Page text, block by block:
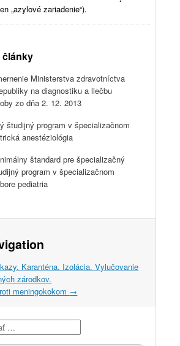
„azylové zariadenie“).
články
Ministerstva zdravotníctva
na diagnostiku a liečbu
zo dňa 2. 12. 2013
študijný program v špecializačnom
anestéziológia
štandard pre špecializačný
program v špecializačnom
pediatria
Karanténa. Izolácia. Vylučovanie
zárodkov.
meningokokom →